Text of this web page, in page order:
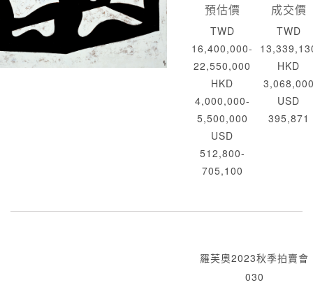
預估價
TWD
16,400,000-
22,550,000
HKD
4,000,000-
5,500,000
USD
512,800-
705,100
成交價
TWD
HKD
USD
395,871
羅芙奧2023秋季拍賣會
030